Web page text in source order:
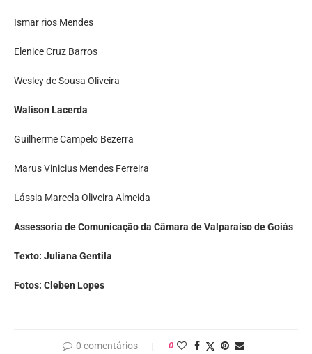
Ismar rios Mendes
Elenice Cruz Barros
Wesley de Sousa Oliveira
Walison Lacerda
Guilherme Campelo Bezerra
Marus Vinicius Mendes Ferreira
Lássia Marcela Oliveira Almeida
Assessoria de Comunicação da Câmara de Valparaíso de Goiás
Texto: Juliana Gentila
Fotos: Cleben Lopes
0 comentários 0